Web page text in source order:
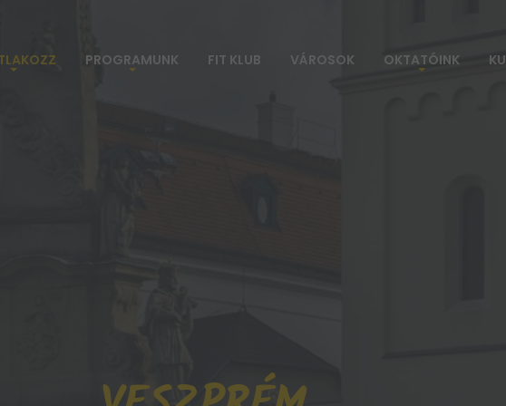
PROGRAMUNK FIT KLUB VÁROSOK OKTATÓINK